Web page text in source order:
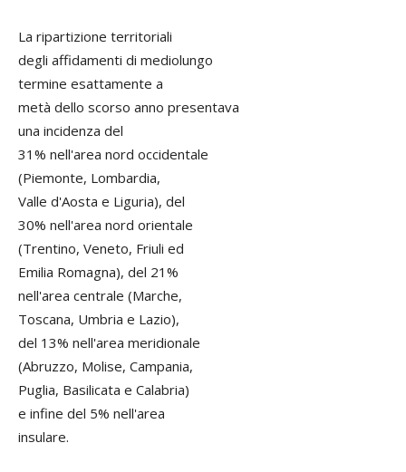
La ripartizione territoriali
degli affidamenti di mediolungo
termine esattamente a
metà dello scorso anno presentava
una incidenza del
31% nell'area nord occidentale
(Piemonte, Lombardia,
Valle d'Aosta e Liguria), del
30% nell'area nord orientale
(Trentino, Veneto, Friuli ed
Emilia Romagna), del 21%
nell'area centrale (Marche,
Toscana, Umbria e Lazio),
del 13% nell'area meridionale
(Abruzzo, Molise, Campania,
Puglia, Basilicata e Calabria)
e infine del 5% nell'area
insulare.